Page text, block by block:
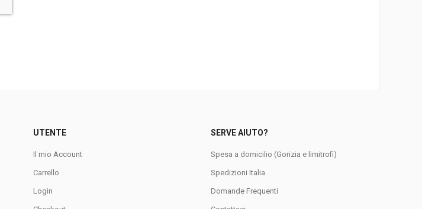
UTENTE
Il mio Account
Carrello
Login
SERVE AIUTO?
Spesa a domicilio (Gorizia e limitrofi)
Spedizioni Italia
Domande Frequenti